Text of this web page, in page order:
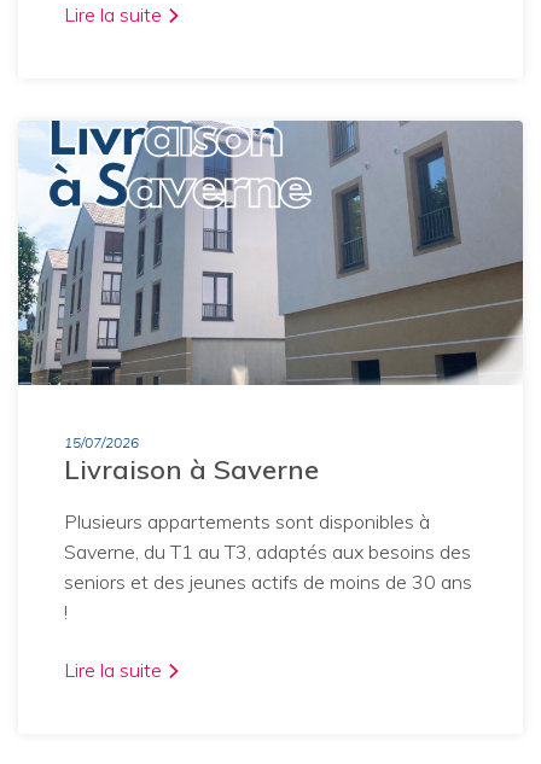
Lire la suite
15/07/2026
Livraison à Saverne
Plusieurs appartements sont disponibles à
Saverne, du T1 au T3, adaptés aux besoins des
seniors et des jeunes actifs de moins de 30 ans
!
Lire la suite